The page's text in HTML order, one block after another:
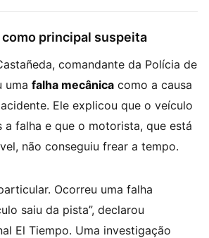
como principal suspeita
comandante da Polícia de
uma falha mecânica como a causa
Ele explicou que o veículo
a falha e que o motorista, que está
não conseguiu frear a tempo.
Ocorreu uma falha
saiu da pista”, declarou
El Tiempo. Uma investigação